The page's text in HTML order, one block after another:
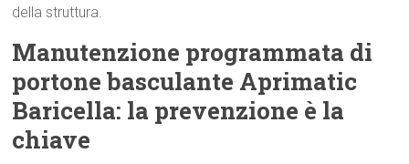
della struttura.
Manutenzione programmata di
portone basculante Aprimatic
Baricella: la prevenzione è la
chiave